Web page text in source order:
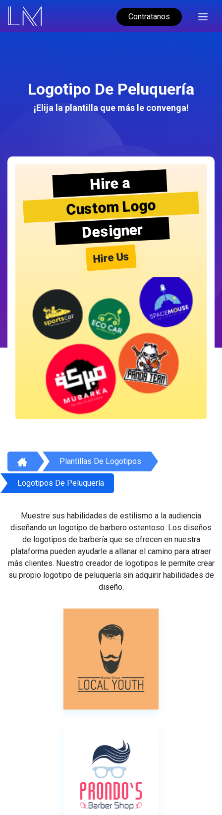
Contratanos
Logotipo De Peluquería
¡Elija la plantilla que más le convenga!
Hire a
Custom Logo
Designer
Hire Us
Plantillas De Logotipos
Logotipos De Peluquería
Muestre sus habilidades de estilismo a la audiencia
diseñando un logotipo de barbero ostentoso. Los diseños
de logotipos de barbería que se ofrecen en nuestra
plataforma pueden ayudarle a allanar el camino para atraer
más clientes. Nuestro creador de logotipos le permite crear
su propio logotipo de peluquería sin adquirir habilidades de
diseño.